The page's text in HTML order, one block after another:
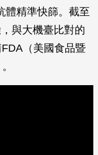
體精準快篩。截至
與大機臺比對的
（美國食品暨